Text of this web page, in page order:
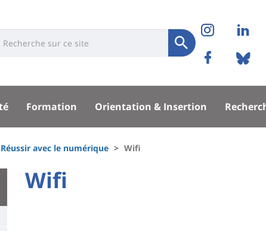
Soumettre
Réseaux
sociaux
Formation Orientation & Insertion
Réussir avec le numérique Wifi
University
Titre
Wifi